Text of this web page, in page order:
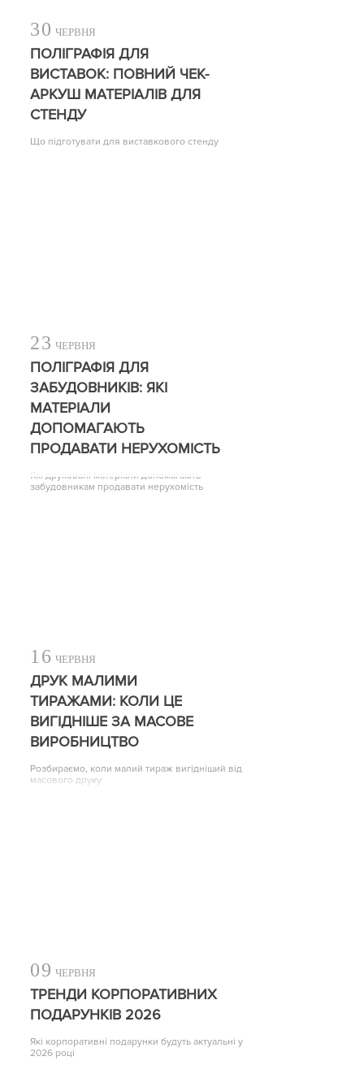
30 ЧЕРВНЯ
ПОЛІГРАФІЯ ДЛЯ
ВИСТАВОК: ПОВНИЙ ЧЕК-
АРКУШ МАТЕРІАЛІВ ДЛЯ
СТЕНДУ
Що підготувати для виставкового стенду
23 ЧЕРВНЯ
ПОЛІГРАФІЯ ДЛЯ
ЗАБУДОВНИКІВ: ЯКІ
МАТЕРІАЛИ
ДОПОМАГАЮТЬ
ПРОДАВАТИ НЕРУХОМІСТЬ
Які друковані матеріали допомагають
забудовникам продавати нерухомість
16 ЧЕРВНЯ
ДРУК МАЛИМИ
ТИРАЖАМИ: КОЛИ ЦЕ
ВИГІДНІШЕ ЗА МАСОВЕ
ВИРОБНИЦТВО
Розбираємо, коли малий тираж вигідніший від
масового друку
09 ЧЕРВНЯ
ТРЕНДИ КОРПОРАТИВНИХ
ПОДАРУНКІВ 2026
Які корпоративні подарунки будуть актуальні у
2026 році